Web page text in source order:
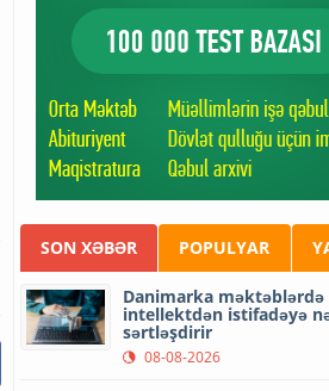
SON XƏBƏR POPULYAR
Danimarka məktəblərdə
intellektdən istifadəyə
sərtləşdirir
08-08-2026